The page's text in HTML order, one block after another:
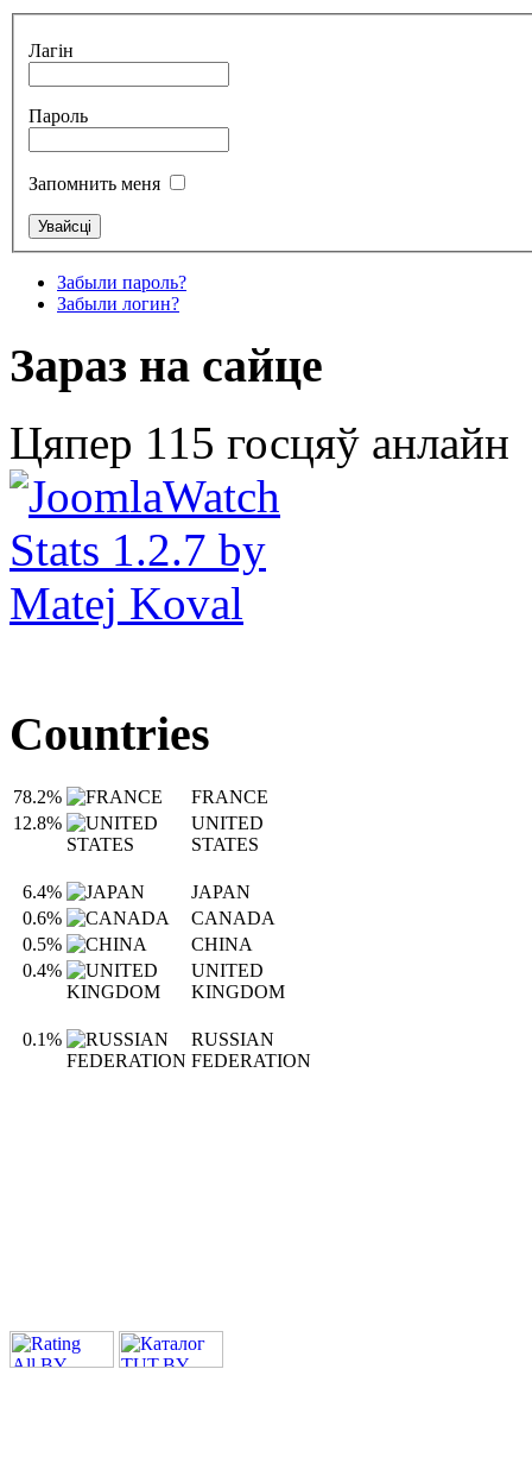
Лагін
Пароль
Запомнить меня
Забыли пароль?
Забыли логин?
Зараз на сайце
Цяпер 115 госцяў анлайн
Countries
78.2%
FRANCE
12.8%
UNITED
STATES
6.4%
JAPAN
0.6%
CANADA
0.5%
CHINA
0.4%
UNITED
KINGDOM
0.1%
RUSSIAN
FEDERATION